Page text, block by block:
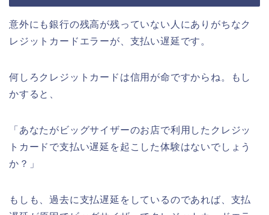
意外にも銀行の残高が残っていない人にありがちなク
レジットカードエラーが、支払い遅延です。
何しろクレジットカードは信用が命ですからね。もし
かすると、
「あなたがビッグサイザーのお店で利用したクレジッ
トカードで支払い遅延を起こした体験はないでしょう
か？」
もしも、過去に支払遅延をしているのであれば、支払